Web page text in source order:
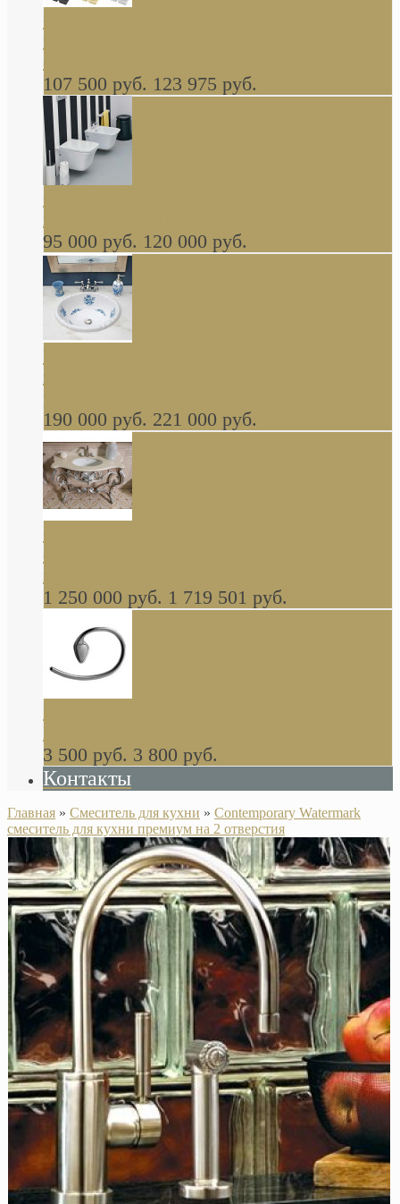
керамическая мойка 1160 x 510 мм белая,
серая, черная, бежевая В НАЛИЧИИ
107 500 руб. 123 975 руб.
навесное КОМПЛЕКТ
95 000 руб. 120 000 руб.
Decorated Bathroom раковина овальная
встраиваемая для ванной с рисунком синяя
роза В НАЛИЧИИ
190 000 руб. 221 000 руб.
стиле барокко, из массива дерева, светло
коричневый матовый окрас + серебро
1 250 000 руб. 1 719 501 руб.
Khala Colombo аксессуары (серия) В
НАЛИЧИИ
3 500 руб. 3 800 руб.
Контакты
Главная » Смеситель для кухни » Contemporary Watermark
смеситель для кухни премиум на 2 отверстия